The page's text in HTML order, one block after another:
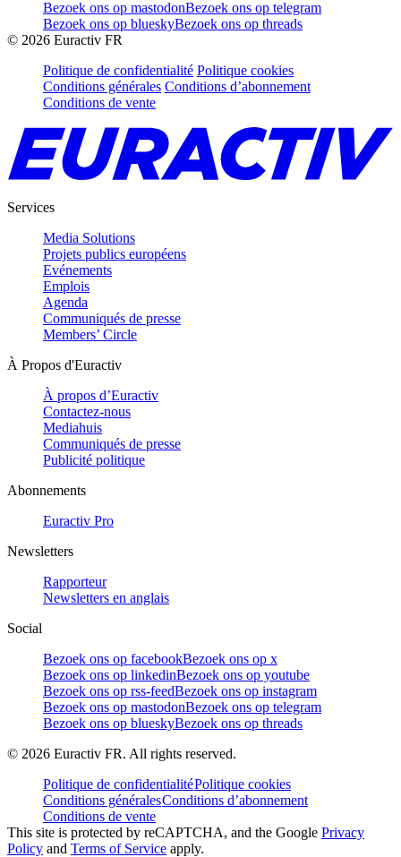
Bezoek ons op mastodonBezoek ons op telegram
Bezoek ons op blueskyBezoek ons op threads
© 2026 Euractiv FR
Politique de confidentialité Politique cookies
Conditions générales Conditions d’abonnement
Conditions de vente
Services
Media Solutions
Projets publics européens
Evénements
Emplois
Agenda
Communiqués de presse
Members’ Circle
À Propos d'Euractiv
À propos d’Euractiv
Contactez-nous
Mediahuis
Communiqués de presse
Publicité politique
Abonnements
Euractiv Pro
Newsletters
Rapporteur
Newsletters en anglais
Social
Bezoek ons op facebookBezoek ons op x
Bezoek ons op linkedinBezoek ons op youtube
Bezoek ons op rss-feedBezoek ons op instagram
Bezoek ons op mastodonBezoek ons op telegram
Bezoek ons op blueskyBezoek ons op threads
© 2026 Euractiv FR. All rights reserved.
Politique de confidentialitéPolitique cookies
Conditions généralesConditions d’abonnement
Conditions de vente
This site is protected by reCAPTCHA, and the Google Privacy
Policy and Terms of Service apply.